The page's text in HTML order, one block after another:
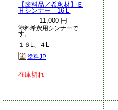
【塗料品／希釈材】Ｅ
Ｈシンナー 16Ｌ
11,000 円
塗料希釈用シンナーで
す。
１６L、４L
塗料JP
在庫切れ